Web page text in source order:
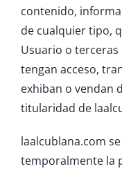
contenido,
de cualquier tipo,
Usuario o
tengan acceso,
exhiban o vendan
titularidad de
laalcublana.com
temporalmente la